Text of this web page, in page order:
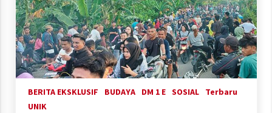
BERITA EKSKLUSIF BUDAYA DM 1 E SOSIAL
Terbaru
UNIK